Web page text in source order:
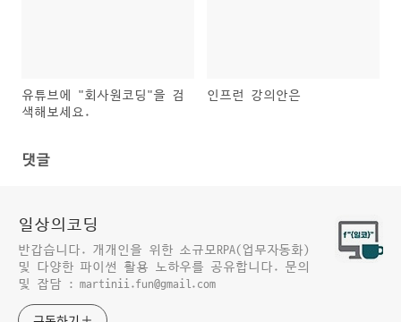
유튜브에 "회사원코딩"을 검
색해보세요.
인프런 강의안은
댓글
일상의코딩
반갑습니다. 개개인을 위한 소규모RPA(업무자동화)
및 다양한 파이썬 활용 노하우를 공유합니다. 문의
및 잡담 : martinii.fun@gmail.com